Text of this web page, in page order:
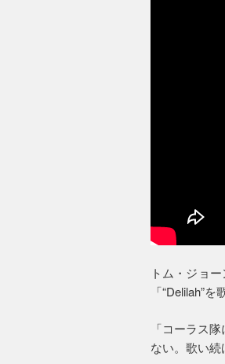
トム・ジョ
「“Delilah”
「コーラス
ない。歌い続